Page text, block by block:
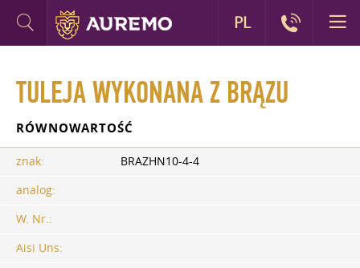
TULEJA WYKONANA Z BRĄZU
RÓWNOWARTOŚĆ
znak:
BRAZHN10-4-4
analog:
W. Nr.:
Aisi Uns:
PL